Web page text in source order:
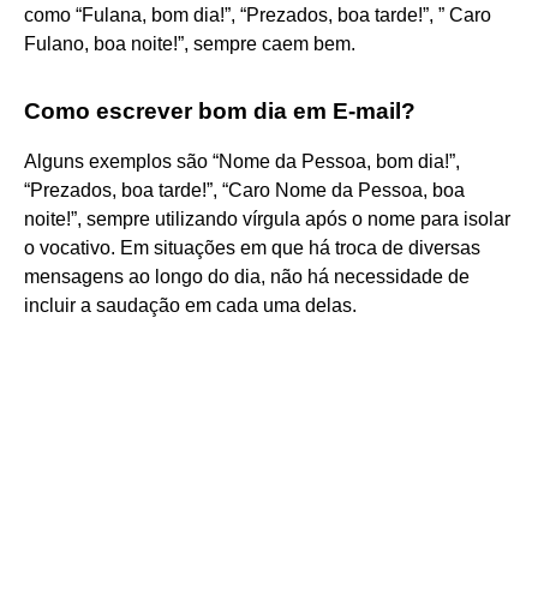
como “Fulana, bom dia!”, “Prezados, boa tarde!”, ” Caro
Fulano, boa noite!”, sempre caem bem.
Como escrever bom dia em E-mail?
Alguns exemplos são “Nome da Pessoa, bom dia!”,
“Prezados, boa tarde!”, “Caro Nome da Pessoa, boa
noite!”, sempre utilizando vírgula após o nome para isolar
o vocativo. Em situações em que há troca de diversas
mensagens ao longo do dia, não há necessidade de
incluir a saudação em cada uma delas.